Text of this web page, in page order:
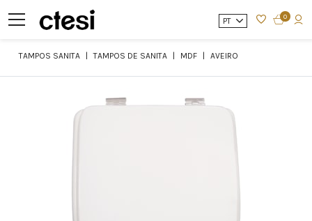
PT 0
TAMPOS SANITA TAMPOS DE SANITA MDF AVEIRO